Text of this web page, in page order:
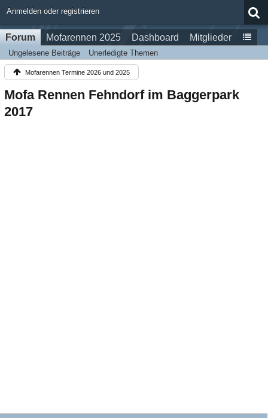
Anmelden oder registrieren
Forum Mofarennen 2025 Dashboard Mitglieder
Ungelesene Beiträge Unerledigte Themen
Mofarennen Termine 2026 und 2025
Mofa Rennen Fehndorf im Baggerpark
2017